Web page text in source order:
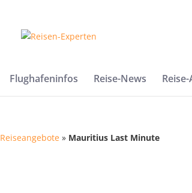
Flughafeninfos Reise-News
Reiseangebote » Mauritius Last Minute